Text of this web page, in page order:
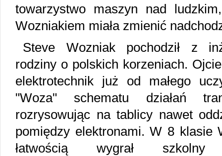
towarzystwo maszyn nad
Wozniakiem miała zmienić
Steve Wozniak pochodził z
rodziny o polskich korzeniach.
elektrotechnik już od małego
"Woza" schematu działań
rozrysowując na tablicy nawet
pomiędzy elektronami. W 8 klasie
łatwością wygrał szkolny